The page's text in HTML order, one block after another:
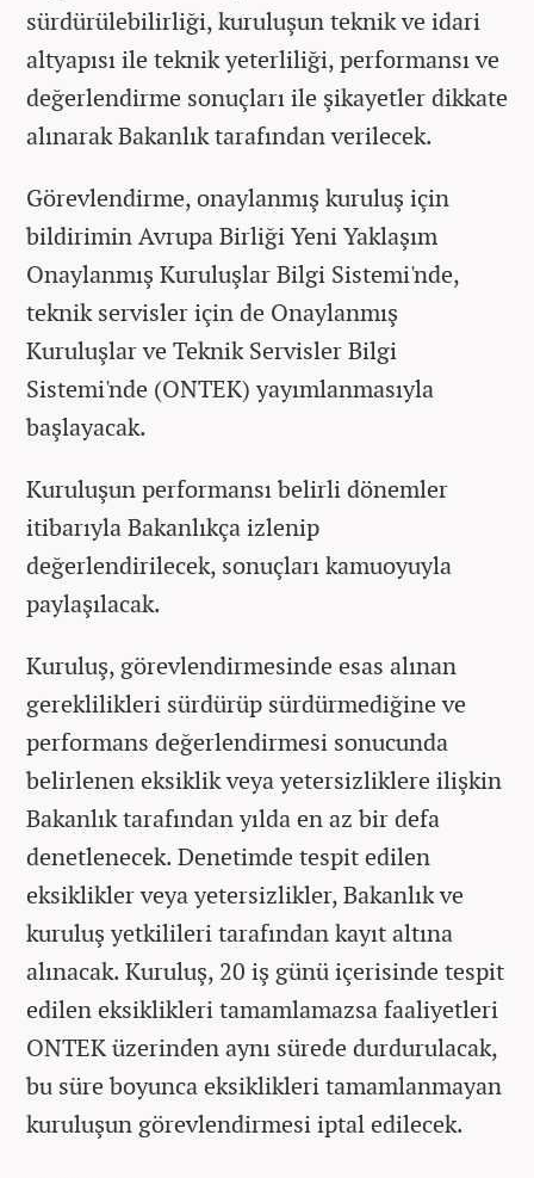
sürdürülebilirliği, kuruluşun teknik ve idari
altyapısı ile teknik yeterliliği, performansı ve
değerlendirme sonuçları ile şikayetler dikkate
alınarak Bakanlık tarafından verilecek.
Görevlendirme, onaylanmış kuruluş için
bildirimin Avrupa Birliği Yeni Yaklaşım
Onaylanmış Kuruluşlar Bilgi Sistemi'nde,
teknik servisler için de Onaylanmış
Kuruluşlar ve Teknik Servisler Bilgi
Sistemi'nde (ONTEK) yayımlanmasıyla
başlayacak.
Kuruluşun performansı belirli dönemler
itibarıyla Bakanlıkça izlenip
değerlendirilecek, sonuçları kamuoyuyla
paylaşılacak.
Kuruluş, görevlendirmesinde esas alınan
gereklilikleri sürdürüp sürdürmediğine ve
performans değerlendirmesi sonucunda
belirlenen eksiklik veya yetersizliklere ilişkin
Bakanlık tarafından yılda en az bir defa
denetlenecek. Denetimde tespit edilen
eksiklikler veya yetersizlikler, Bakanlık ve
kuruluş yetkilileri tarafından kayıt altına
alınacak. Kuruluş, 20 iş günü içerisinde tespit
edilen eksiklikleri tamamlamazsa faaliyetleri
ONTEK üzerinden aynı sürede durdurulacak,
bu süre boyunca eksiklikleri tamamlanmayan
kuruluşun görevlendirmesi iptal edilecek.